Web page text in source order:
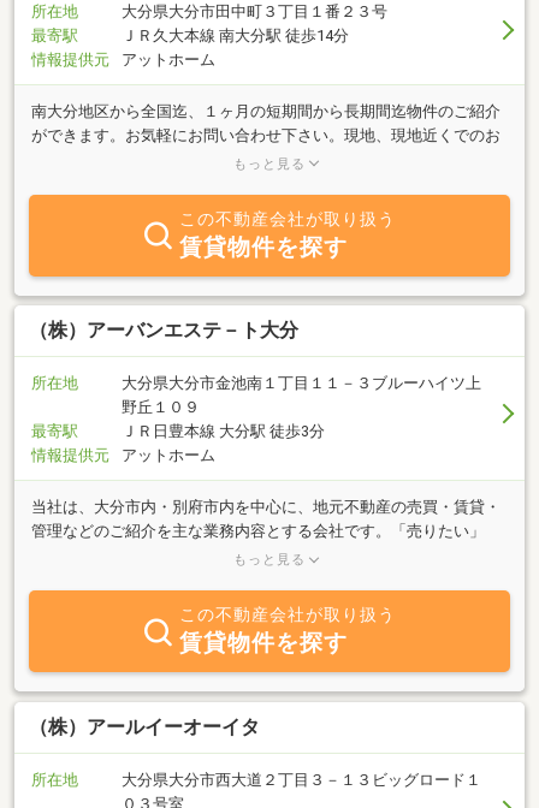
所在地
大分県大分市田中町３丁目１番２３号
最寄駅
ＪＲ久大本線 南大分駅 徒歩14分
情報提供元
アットホーム
南大分地区から全国迄、１ヶ月の短期間から長期間迄物件のご紹介
ができます。お気軽にお問い合わせ下さい。現地、現地近くでのお
待ち合わせも可能です。お客様のご希望を伺いながら、ご希望に沿
中三叉路に立地しております。駐車場完備しておりますので、お車
でもお越し下さい。
もっと見る
この不動産会社が取り扱う
賃貸物件を探す
（株）アーバンエステ－ト大分
所在地
大分県大分市金池南１丁目１１－３ブルーハイツ上
野丘１０９
最寄駅
ＪＲ日豊本線 大分駅 徒歩3分
情報提供元
アットホーム
当社は、大分市内・別府市内を中心に、地元不動産の売買・賃貸・
管理などのご紹介を主な業務内容とする会社です。「売りたい」
「買いたい」「借りたい」をご希望の方は、何でもお気軽にご相談
を心掛けております。是非一度ご連絡を下さい！！
もっと見る
この不動産会社が取り扱う
賃貸物件を探す
（株）アールイーオーイタ
所在地
大分県大分市西大道２丁目３－１３ビッグロード１
０３号室